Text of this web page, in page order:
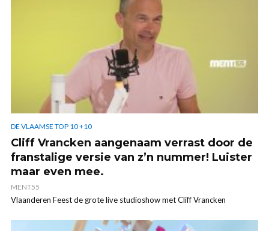
DE VLAAMSE TOP 10 +10
Cliff Vrancken aangenaam verrast door de
franstalige versie van z’n nummer! Luister
maar even mee.
MENT55
Vlaanderen Feest de grote live studioshow met Cliff Vrancken